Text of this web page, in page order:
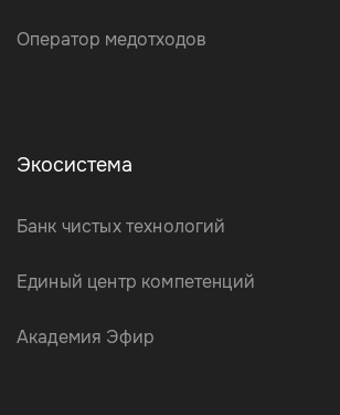
Оператор медотходов
Экосистема
Банк чистых технологий
Единый центр компетенций
Академия Эфир